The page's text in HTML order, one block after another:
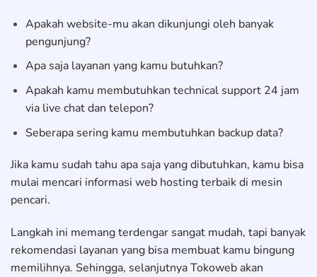
Apakah website-mu akan dikunjungi oleh banyak
pengunjung?
Apa saja layanan yang kamu butuhkan?
Apakah kamu membutuhkan technical support 24 jam
via live chat dan telepon?
Seberapa sering kamu membutuhkan backup data?
Jika kamu sudah tahu apa saja yang dibutuhkan, kamu bisa
mulai mencari informasi web hosting terbaik di mesin
pencari.
Langkah ini memang terdengar sangat mudah, tapi banyak
rekomendasi layanan yang bisa membuat kamu bingung
memilihnya. Sehingga, selanjutnya Tokoweb akan